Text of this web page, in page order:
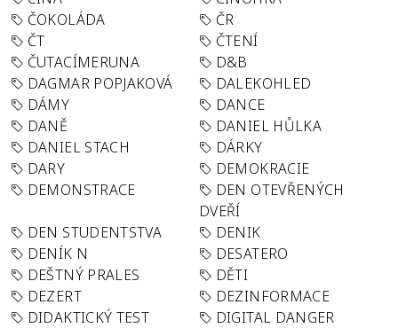
ČOKOLÁDA
ČR
ČT
ČTENÍ
ČUTACÍMERUNA
D&B
DAGMAR POPJAKOVÁ
DALEKOHLED
DÁMY
DANCE
DANĚ
DANIEL HŮLKA
DANIEL STACH
DÁRKY
DARY
DEMOKRACIE
DEMONSTRACE
DEN OTEVŘENÝCH
DVEŘÍ
DEN STUDENTSTVA
DENIK
DENÍK N
DESATERO
DEŠTNÝ PRALES
DĚTI
DEZERT
DEZINFORMACE
DIDAKTICKÝ TEST
DIGITAL DANGER